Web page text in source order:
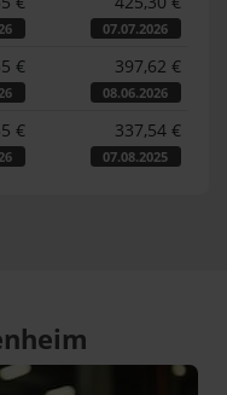
07.07.2026
€ 397,62 €
08.06.2026
€ 337,54 €
07.08.2025